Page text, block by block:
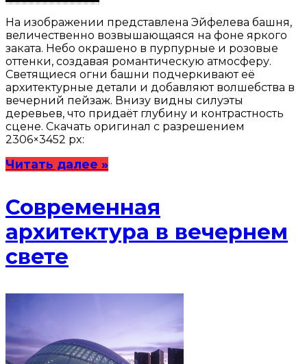
На изображении представлена Эйфелева башня,
величественно возвышающаяся на фоне яркого
заката. Небо окрашено в пурпурные и розовые
оттенки, создавая романтическую атмосферу.
Светящиеся огни башни подчеркивают её
архитектурные детали и добавляют волшебства в
вечерний пейзаж. Внизу видны силуэты
деревьев, что придаёт глубину и контрастность
сцене. Скачать оригинал с разрешением
2306×3452 px:
Читать далее »
Современная
архитектура в вечернем
свете